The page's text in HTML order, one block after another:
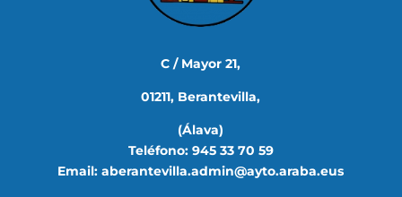
C / Mayor 21,
01211, Berantevilla,
(Álava)
Teléfono: 945 33 70 59
Email: aberantevilla.admin@ayto.araba.eus